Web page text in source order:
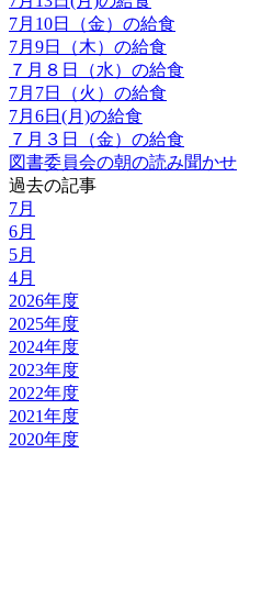
7月10日（金）の給食
7月9日（木）の給食
７月８日（水）の給食
7月7日（火）の給食
7月6日(月)の給食
７月３日（金）の給食
図書委員会の朝の読み聞かせ
過去の記事
7月
6月
5月
4月
2026年度
2025年度
2024年度
2023年度
2022年度
2021年度
2020年度